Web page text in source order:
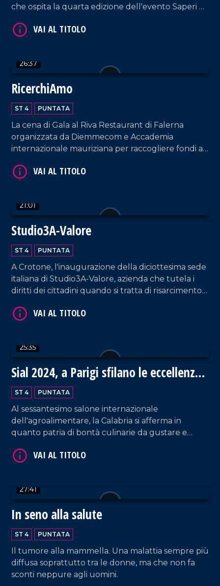
che ospita la quarta edizione dell'evento Saperi e
26:37
RicerchiAmo
ST 4 PUNTATA
La cena di Gala al Riva Restaurant di Falerna
organizzata da Diemmecom e Accademia
internazionale mauriziana per raccogliere fondi a
dell'UMG.
21:01
Studio3A-Valore
ST 4 PUNTATA
A Crotone, l'inaugurazione della diciottesima sede
italiana di Studio3A-Valore, azienda che tutela i
diritti dei cittadini quando si tratta di risarcimento
25:35
Sial 2024, a Parigi sfilano le eccellenze
gastronomiche della Calabria
ST 4 PUNTATA
Al sessantesimo salone internazionale
dell'agroalimentare, la Calabria si afferma in
quanto patria di bontà culinarie da gustare e
27:41
In seno alla salute
ST 4 PUNTATA
Il tumore alla mammella. Una malattia sempre più
diffusa soprattutto tra le donne, ma che non fa
sconti neppure agli uomini.
VAI AL TITOLO
VAI AL TITOLO
VAI AL TITOLO